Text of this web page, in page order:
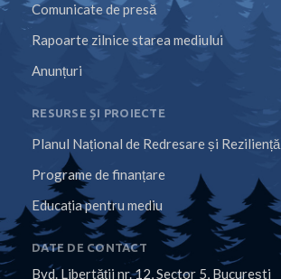
Comunicate de presă
Rapoarte zilnice starea mediului
Anunțuri
RESURSE ȘI PROIECTE
Planul Național de Redresare și Reziliență
Programe de finanțare
Educația pentru mediu
DATE DE CONTACT
Bvd. Libertăţii nr. 12, Sector 5, Bucureşti